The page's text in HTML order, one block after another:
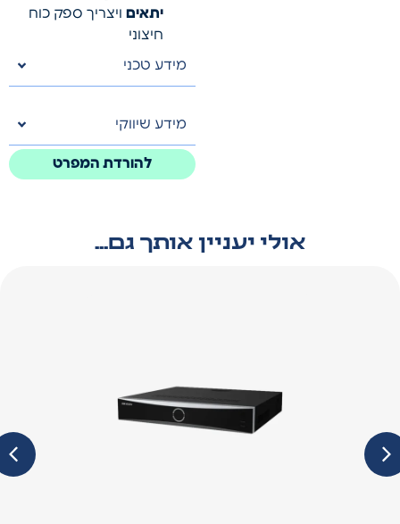
יתאיםויצריך ספק כוח
חיצוני
מידע טכני
מידע שיווקי
להורדת המפרט
אולי יעניין אותך גם...